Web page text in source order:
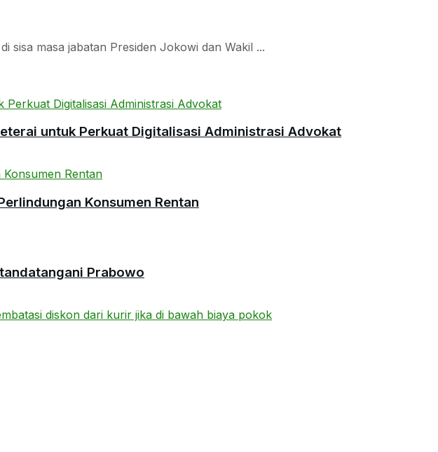
sisa masa jabatan Presiden Jokowi dan Wakil ...
untuk Perkuat Digitalisasi Administrasi Advokat
Konsumen Rentan
Prabowo